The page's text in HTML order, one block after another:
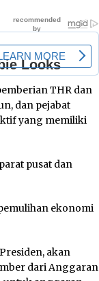
THR dan
dan pejabat
yang memiliki
pusat dan
ekonomi
akan
dari Anggaran